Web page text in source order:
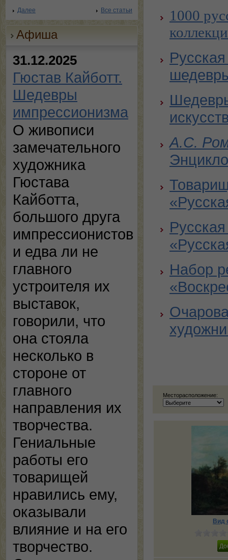
Далее Все статьи
Афиша
31.12.2025
Гюстав Кайботт.
Шедевры
импрессионизма
О живописи
замечательного
художника
Гюстава
Кайботта,
большого друга
импрессионистов
и едва ли не
главного
устроителя их
выставок,
говорили, что
она стояла
несколько в
стороне от
главного
направления их
творчества.
Гениальные
работы его
товарищей
нравились ему,
оказывали
влияние и на его
творчество.
1000
А.С.
Набор
Месторасположение:
Вид